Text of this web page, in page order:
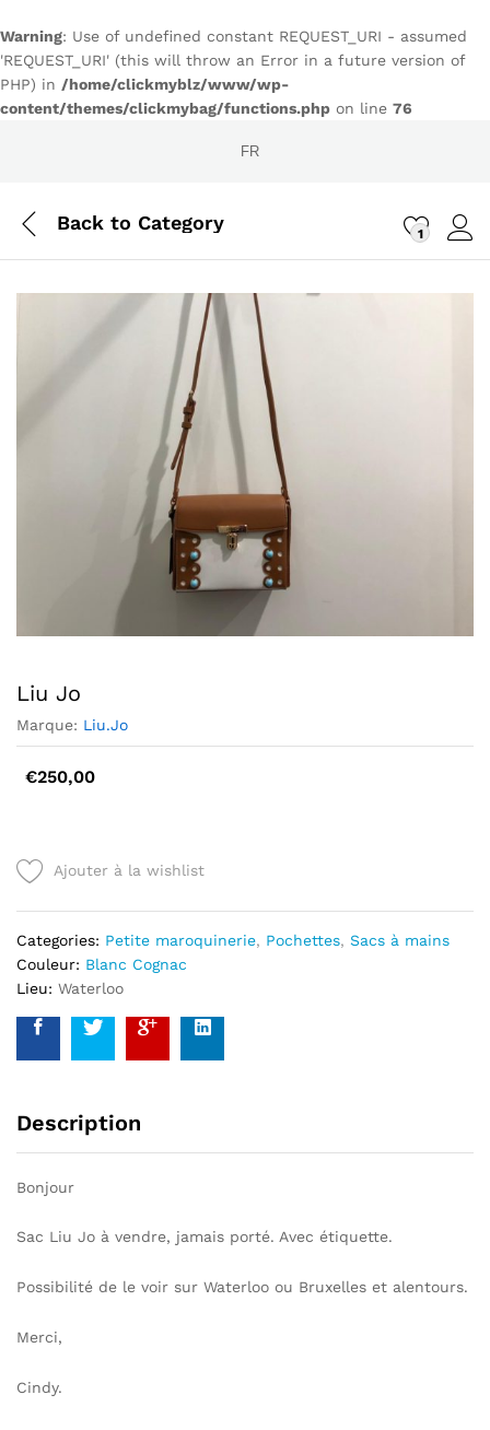
Warning: Use of undefined constant REQUEST_URI - assumed
'REQUEST_URI' (this will throw an Error in a future version of
PHP) in /home/clickmyblz/www/wp-
content/themes/clickmybag/functions.php on line 76
FR
Back to Category 1
Liu Jo
Marque: Liu.Jo
€250,00
Ajouter à la wishlist
Categories: Petite maroquinerie, Pochettes, Sacs à mains
Couleur: Blanc Cognac
Lieu: Waterloo
Description
Bonjour
Sac Liu Jo à vendre, jamais porté. Avec étiquette.
Possibilité de le voir sur Waterloo ou Bruxelles et alentours.
Merci,
Cindy.